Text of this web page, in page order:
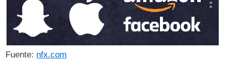
Fuente: nfx.com